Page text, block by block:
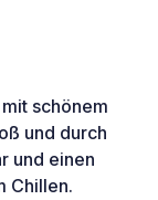
schönem
und durch
und einen
Chillen.